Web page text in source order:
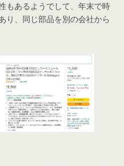
もあるようでして、年末で時
り、同じ部品を別の会社から